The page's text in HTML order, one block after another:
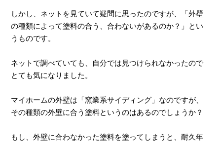
しかし、ネットを見ていて疑問に思ったのですが、「外壁
の種類によって塗料の合う、合わないがあるのか？」とい
うものです。
ネットで調べていても、自分では見つけられなかったので
とても気になりました。
マイホームの外壁は「窯業系サイディング」なのですが、
その種類の外壁に合う塗料というのはあるのでしょうか？
もし、外壁に合わなかった塗料を塗ってしまうと、耐久年